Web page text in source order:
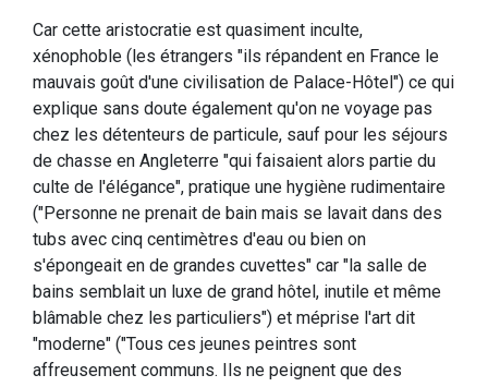
Car cette aristocratie est quasiment inculte,
xénophoble (les étrangers "ils répandent en France le
mauvais goût d'une civilisation de Palace-Hôtel") ce qui
explique sans doute également qu'on ne voyage pas
chez les détenteurs de particule, sauf pour les séjours
de chasse en Angleterre "qui faisaient alors partie du
culte de l'élégance", pratique une hygiène rudimentaire
("Personne ne prenait de bain mais se lavait dans des
tubs avec cinq centimètres d'eau ou bien on
s'épongeait en de grandes cuvettes" car "la salle de
bains semblait un luxe de grand hôtel, inutile et même
blâmable chez les particuliers") et méprise l'art dit
"moderne" ("Tous ces jeunes peintres sont
affreusement communs. Ils ne peignent que des